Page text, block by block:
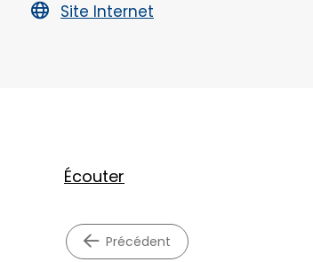
Site Internet
Écouter
précédent